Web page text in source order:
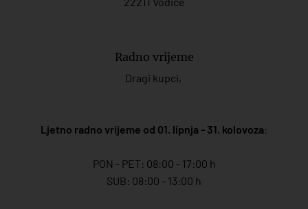
Radno vrijeme
Dragi kupci,
Ljetno radno vrijeme od 01. lipnja - 31. kolovoza:
PON - PET: 08:00 - 17:00 h
SUB: 08:00 - 13:00 h